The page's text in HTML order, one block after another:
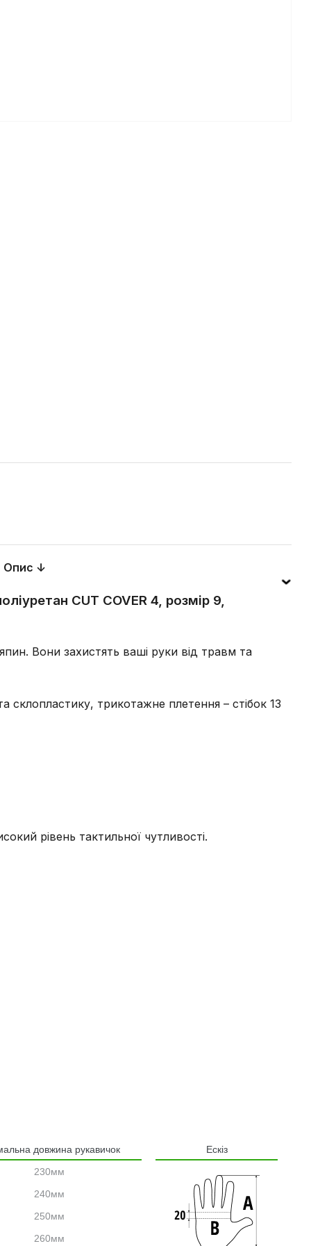
Опис ↓
CUT COVER 4, розмір 9,
Вони захистять ваші руки від травм та
склопластику, трикотажне плетення – стібок 13
рівень тактильної чутливості.
довжина рукавичок
Ескіз
230мм
240мм
250мм
260мм